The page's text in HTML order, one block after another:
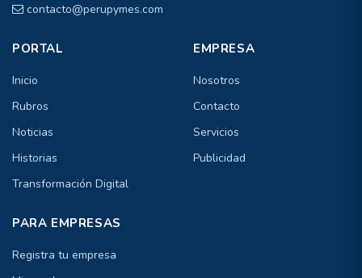
contacto@perupymes.com
PORTAL
Inicio
Rubros
Noticias
Historias
Transformación Digital
EMPRESA
Nosotros
Contacto
Servicios
Publicidad
PARA EMPRESAS
Registra tu empresa